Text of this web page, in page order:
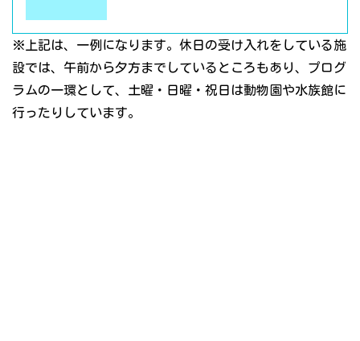
※上記は、一例になります。休日の受け入れをしている施
設では、午前から夕方までしているところもあり、プログ
ラムの一環として、土曜・日曜・祝日は動物園や水族館に
行ったりしています。